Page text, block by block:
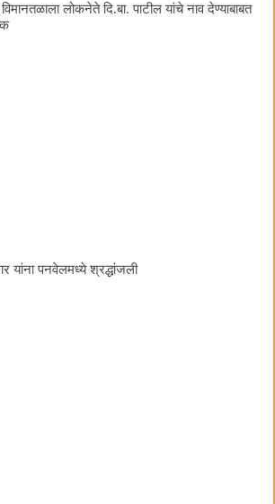
लोकनेते दि.बा. पाटील यांचे नाव देण्याबाबत
यांना पनवेलमध्ये श्रद्धांजली